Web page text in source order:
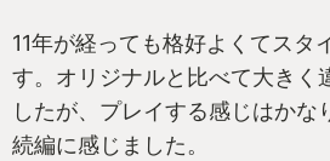
11年が経っても格好よくてスタ
す。オリジナルと比べて大きく
したが、プレイする感じはかな
続編に感じました。